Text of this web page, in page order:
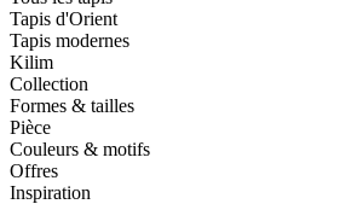
Tapis d'Orient
Tapis modernes
Kilim
Collection
Formes & tailles
Pièce
Couleurs & motifs
Offres
Inspiration